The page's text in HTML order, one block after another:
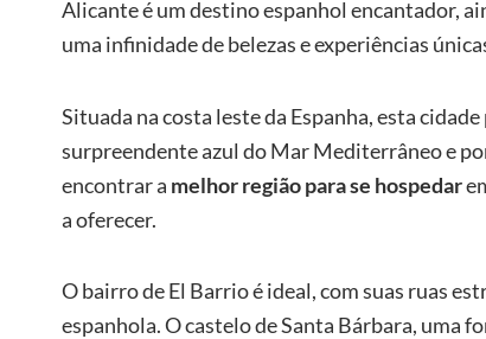
Alicante é um destino espanhol encantador,
uma infinidade de belezas e experiências
Situada na costa leste da Espanha, esta
surpreendente azul do Mar Mediterrâneo e
encontrar a melhor região para se hospedar
a oferecer.
O bairro de El Barrio é ideal, com suas ruas
espanhola. O castelo de Santa Bárbara, uma